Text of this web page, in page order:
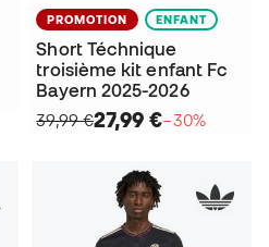
PROMOTION ENFANT
Short Téchnique
troisième kit enfant Fc
Bayern 2025-2026
39,99 €27,99 €−30%